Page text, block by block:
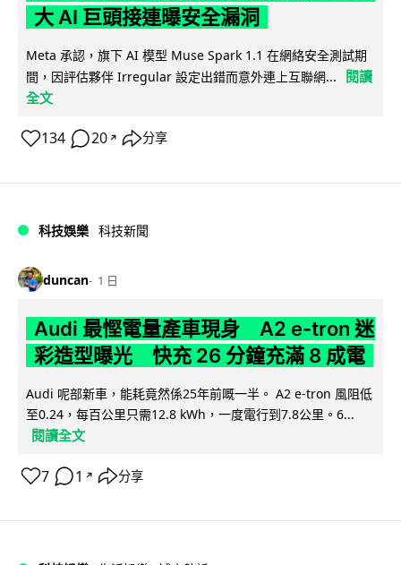
大 AI 巨頭接連曝安全漏洞
Meta 承認，旗下 AI 模型 Muse Spark 1.1 在網絡安全測試期
間，因評估夥伴 Irregular 設定出錯而意外連上互聯網...
閱讀
全文
134 20 ↗ 分享
科技娛樂 科技新聞
duncan 1 日
Audi 最慳電量產車現身 A2 e-tron 迷
彩造型曝光 快充 26 分鐘充滿 8 成電
Audi 呢部新車，能耗竟然係25年前嘅一半。 A2 e-tron 風阻低
至0.24，每百公里只需12.8 kWh，一度電行到7.8公里。6...
閱讀全文
7 1 ↗ 分享